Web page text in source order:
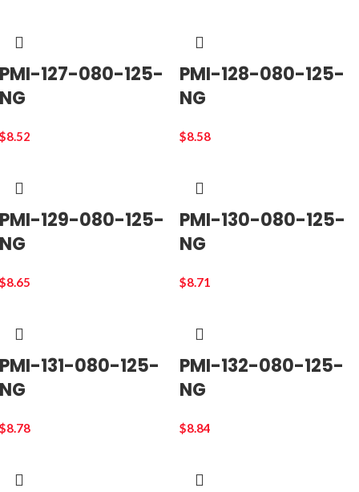
PMI-127-080-125-
NG
$8.52
PMI-128-080-125-
NG
$8.58
PMI-129-080-125-
NG
$8.65
PMI-130-080-125-
NG
$8.71
PMI-131-080-125-
NG
$8.78
PMI-132-080-125-
NG
$8.84